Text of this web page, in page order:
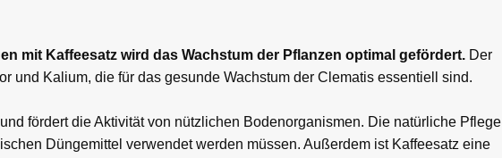
mit Kaffeesatz wird das Wachstum der Pflanzen optimal gefördert. Der
und Kalium, die für das gesunde Wachstum der Clematis essentiell sind.
fördert die Aktivität von nützlichen Bodenorganismen. Die natürliche Pflege
Düngemittel verwendet werden müssen. Außerdem ist Kaffeesatz eine